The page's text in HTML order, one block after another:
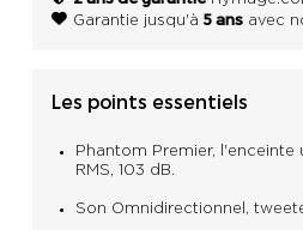
Garantie jusqu'à 5 ansavec
Les points essentiels
Phantom Premier,
RMS, 103 dB.
Son Omnidirectionnel,